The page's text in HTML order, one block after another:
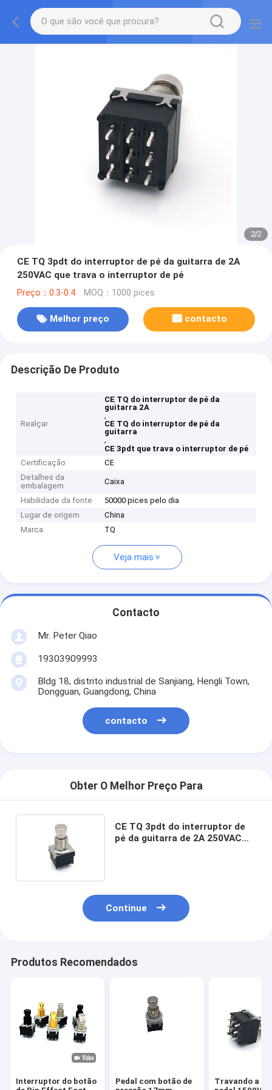
2/2
CE TQ 3pdt do interruptor de pé da guitarra de 2A
250VAC que trava o interruptor de pé
Preço：0.3-0.4 MOQ：1000 pices
Melhor preço contacto
Descrição De Produto
Realçar
CE TQ do interruptor de pé da
guitarra 2A
,
CE TQ do interruptor de pé da
guitarra
,
CE 3pdt que trava o interruptor de pé
Certificação
CE
Detalhes da
embalagem
Caixa
Habilidade da fonte
50000 pices pelo dia
Lugar de origem
China
Marca
TQ
Veja mais
Contacto
Mr. Peter Qiao
19303909993
Bldg 18, distrito industrial de Sanjiang, Hengli Town,
Dongguan, Guangdong, China
contacto
Obter O Melhor Preço Para
CE TQ 3pdt do interruptor de
pé da guitarra de 2A 250VAC
Continue
Produtos Recomendados
Interruptor do botão
Pedal com botão de
Travando a